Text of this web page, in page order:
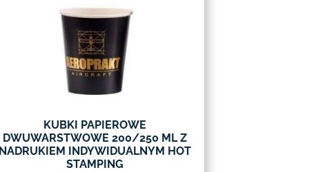
KUBKI PAPIEROWE
DWUWARSTWOWE 200/250 ML Z
NADRUKIEM INDYWIDUALNYM HOT
STAMPING